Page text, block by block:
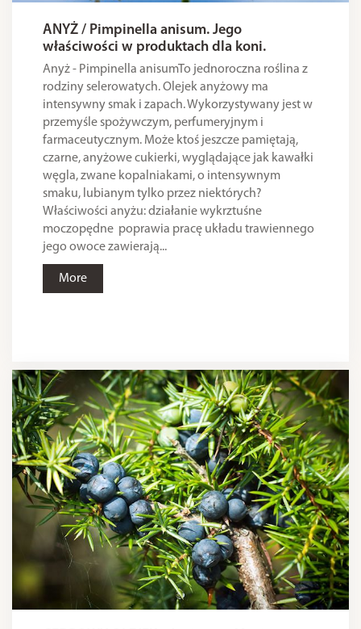
ANYŻ / Pimpinella anisum. Jego
właściwości w produktach dla koni.
Anyż - Pimpinella anisumTo jednoroczna roślina z
rodziny selerowatych. Olejek anyżowy ma
intensywny smak i zapach. Wykorzystywany jest w
przemyśle spożywczym, perfumeryjnym i
farmaceutycznym. Może ktoś jeszcze pamiętają,
czarne, anyżowe cukierki, wyglądające jak kawałki
węgla, zwane kopalniakami, o intensywnym
smaku, lubianym tylko przez niektórych?
Właściwości anyżu: działanie wykrztuśne
moczopędne poprawia pracę układu trawiennego
jego owoce zawierają...
More